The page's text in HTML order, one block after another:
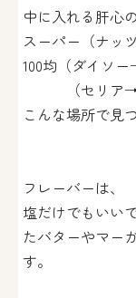
中に入れる肝心
スーパー（ナッ
100均（ダイソ
（セリア→
こんな場所で見
フレーバーは、
塩だけでもいい
たバターやマー
す。